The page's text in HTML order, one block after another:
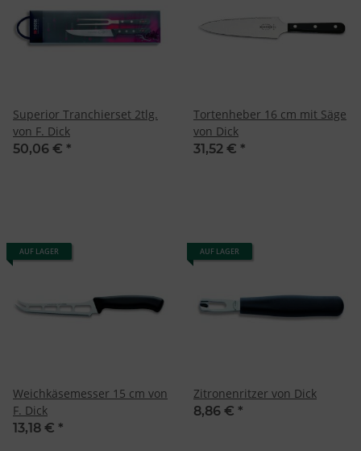
Superior Tranchierset 2tlg.
von F. Dick
50,06 € *
Tortenheber 16 cm mit Säge
von Dick
31,52 € *
AUF LAGER
Weichkäsemesser 15 cm von
F. Dick
13,18 € *
AUF LAGER
Zitronenritzer von Dick
8,86 € *